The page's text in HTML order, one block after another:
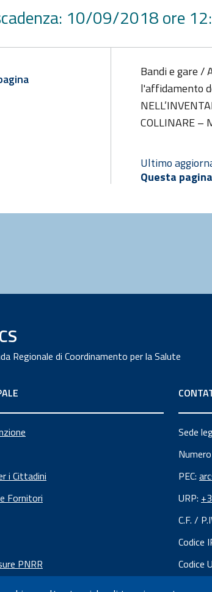
10/09/2018 ore
Bandi e gare /
l'affidamento
COLLINARE –
Ultimo
Questa
Regionale di Coordinamento per la Salute
i Cittadini
Fornitori
PNRR
Sede
PEC:
URP:
C.F. /
Codice
Codice